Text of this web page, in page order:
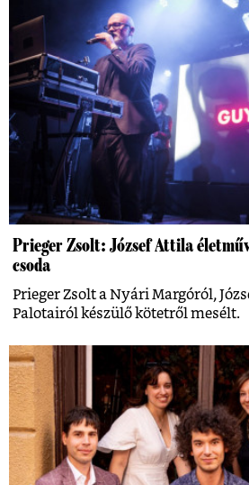
Prieger Zsolt: József Attila
csoda
Prieger Zsolt a Nyári Margóról,
Palotairól készülő kötetről mesélt.